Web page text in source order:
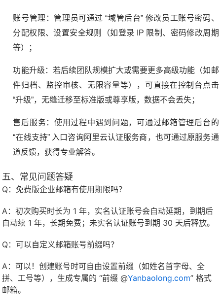
账号管理：管理员可通过 “域管后台” 修改员工账号密码、
分配权限、设置安全规则（如登录 IP 限制、密码修改周期
等）；
功能升级：若后续团队规模扩大或需要更多高级功能（如邮
件归档、监控审核、无限容量等），可直接在控制台点击
“升级”，无缝迁移至标准版或尊享版，数据不会丢失；
售后服务：使用过程中遇到问题，可通过邮箱管理后台的
“在线支持” 入口咨询阿里云认证服务商，也可通过原服务通
道反馈，获得专业解答。
五、常见问题答疑
Q：免费版企业邮箱有使用期限吗？
A：初次购买时长为 1 年，实名认证账号会自动延期，到期后
自动续 1 年，长期免费；未实名认证账号到期 30 天后释放。
Q：可以自定义邮箱账号前缀吗？
A：可以！创建账号时可自由设置前缀（如姓名首字母、全
拼、工号等），生成专属的 “前缀 @Yanbaolong.com” 格式
邮箱。